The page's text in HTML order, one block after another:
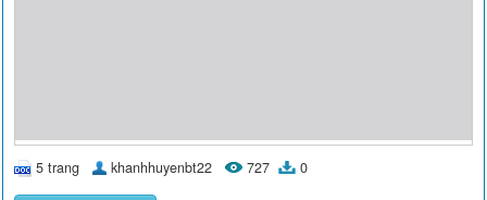
5 trang khanhhuyenbt22 727 0